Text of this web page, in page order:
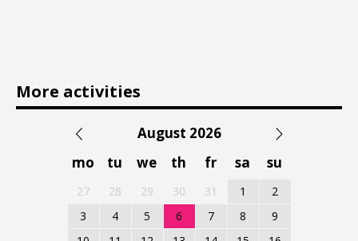
More activities
August 2026
mo
tu we th fr sa su
27 28 29 30 31 1
2
3
4 5 6 7 8
9